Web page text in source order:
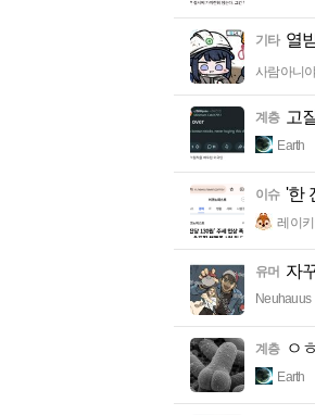
기타 열
사람아니
계층 고
Earth
이슈 '한
레이
유머 자
Neuhauus
계층 ㅇ
Earth